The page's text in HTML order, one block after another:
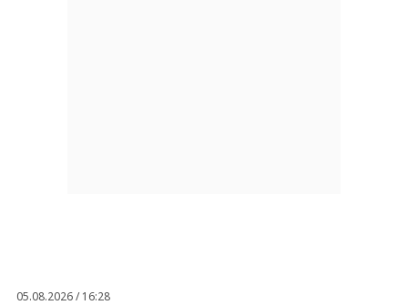
05.08.2026 / 16:28